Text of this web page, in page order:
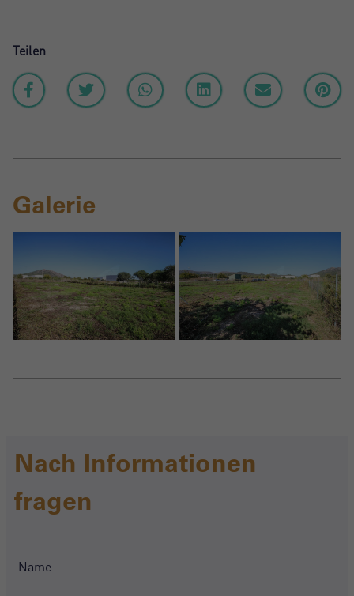
Teilen
Galerie
Nach Informationen
fragen
Crear una cuenta
Name*